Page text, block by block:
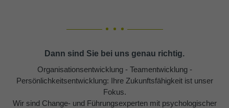
Dann sind Sie bei uns genau richtig.
Organisationsentwicklung - Teamentwicklung -
Persönlichkeitsentwicklung: Ihre Zukunftsfähigkeit ist unser
Fokus.
Wir sind Change- und Führungsexperten mit psychologischer